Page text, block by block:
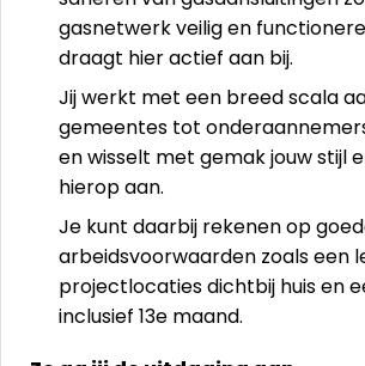
gasnetwerk veilig en
draagt hier actief aan bij.
Jij werkt met een breed scala
gemeentes tot
en wisselt met gemak jouw stijl
hierop aan.
Je kunt daarbij rekenen op
arbeidsvoorwaarden zoals een
projectlocaties dichtbij huis en
inclusief 13e maand.